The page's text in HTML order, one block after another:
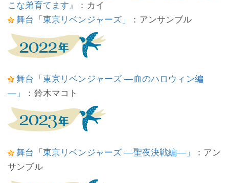
こな弟育てます』
：カイ
舞台「東京リベンジャーズ」
：アンサンブル
舞台「東京リベンジャーズ ―血のハロウィン編
―」
：鈴木マコト
舞台「東京リベンジャーズ ―聖夜決戦編―」
：アン
サンブル